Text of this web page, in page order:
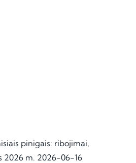
pinigais: ribojimai,
2026 m. 2026-06-16